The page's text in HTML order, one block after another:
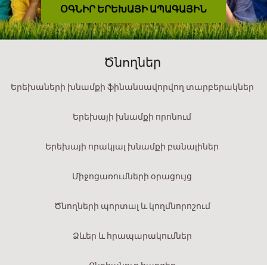
ՕԳՆԻՐ ԵՐԵԽԱՅԻ ԱՊԱԳԱՅԻՆ
Ծնողներ
Երեխաների խնամքի ֆինանսավորվող տարբերակներ
Երեխայի խնամքի որոնում
Երեխայի որակյալ խնամքի բանալիներ
Միջոցառումների օրացույց
Ծնողների պորտալ և կողմնորոշում
Ձևեր և հրապարակումներ